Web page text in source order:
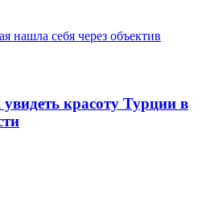
красоту Турции в